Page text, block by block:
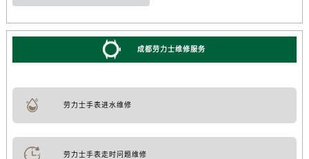
成都劳力士维修服务
劳力士手表进水维修
劳力士手表走时问题维修